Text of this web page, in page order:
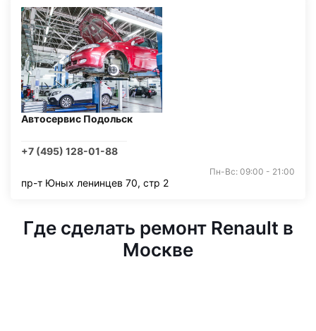
Автосервис Подольск
+7 (495) 128-01-88
Пн-Вс: 09:00 - 21:00
пр-т Юных ленинцев 70, стр 2
Где сделать ремонт Renault в
Москве